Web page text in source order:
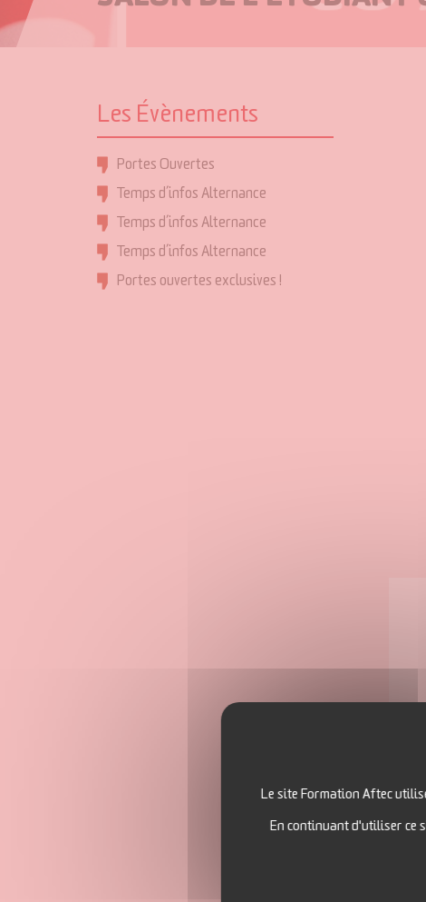
Les Évènements
Portes Ouvertes
Temps d’infos Alternance
Temps d’infos Alternance
Temps d’infos Alternance
Portes ouvertes exclusives !
Le site Formation Aftec
En continuant d'utiliser ce